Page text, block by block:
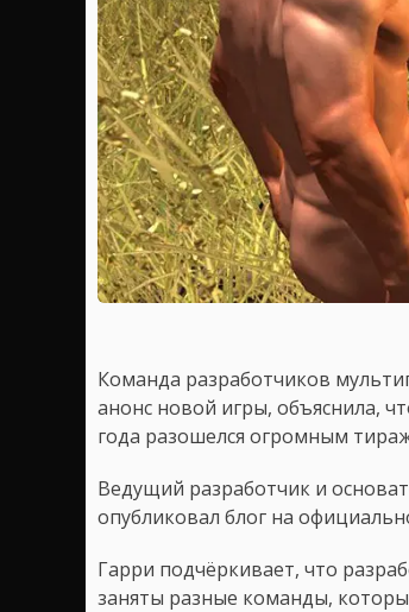
Команда разработчиков
анонс новой игры, объяснила,
года разошелся огромным
Ведущий разработчик и
опубликовал блог на
Гарри подчёркивает, что
заняты разные команды,